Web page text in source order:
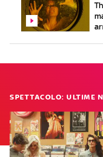
SPETTACOLO: ULTIME